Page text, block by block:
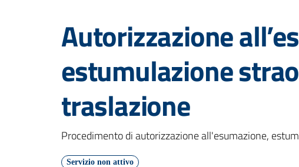
Autorizzazione
estumulazione
traslazione
Dettagli del servizio
Procedimento di autorizzazione all'esumazione,
Servizio non attivo